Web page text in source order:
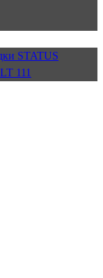
STATUS
111